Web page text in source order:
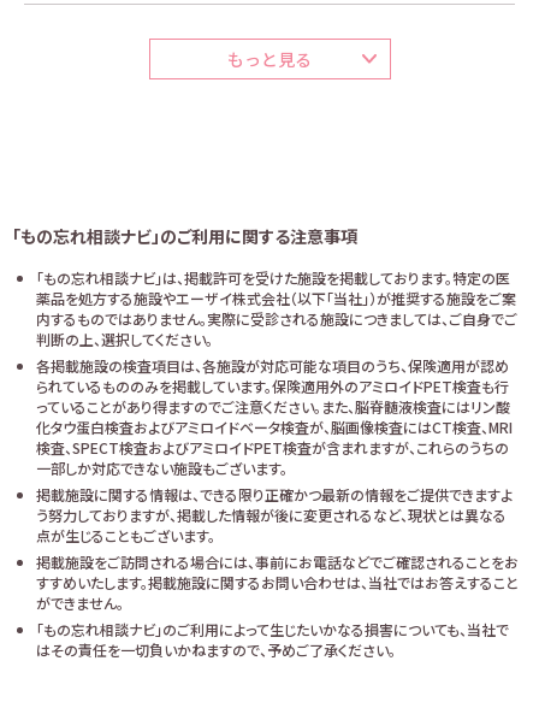
もっと見る
「もの忘れ相談ナビ」のご利用に関する注意事項
「もの忘れ相談ナビ」は、掲載許可を受けた施設を掲載しております。特定の医
薬品を処方する施設やエーザイ株式会社（以下「当社」）が推奨する施設をご案
内するものではありません。実際に受診される施設につきましては、ご自身でご
判断の上、選択してください。
各掲載施設の検査項目は、各施設が対応可能な項目のうち、保険適用が認め
られているもののみを掲載しています。保険適用外のアミロイドPET検査も行
っていることがあり得ますのでご注意ください。また、脳脊髄液検査にはリン酸
化タウ蛋白検査およびアミロイドベータ検査が、脳画像検査にはCT検査、MRI
検査、SPECT検査およびアミロイドPET検査が含まれますが、これらのうちの
一部しか対応できない施設もございます。
掲載施設に関する情報は、できる限り正確かつ最新の情報をご提供できますよ
う努力しておりますが、掲載した情報が後に変更されるなど、現状とは異なる
点が生じることもございます。
掲載施設をご訪問される場合には、事前にお電話などでご確認されることをお
すすめいたします。掲載施設に関するお問い合わせは、当社ではお答えすること
ができません。
「もの忘れ相談ナビ」のご利用によって生じたいかなる損害についても、当社で
はその責任を一切負いかねますので、予めご了承ください。